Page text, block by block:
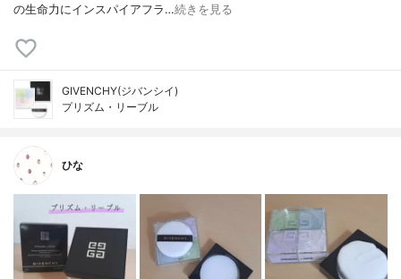
の生命力にインスパイアフラ…続きを見る
GIVENCHY(ジバンシイ)
プリズム・リーブル
ひな